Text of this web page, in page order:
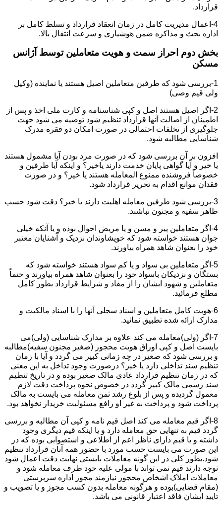
قرارداد.
4-اعمال مدیریت کامل در زمان انعقاد قرارداد و تسلط کامل بر
اداره بحث و مذاکره ضمن هوشیاری و سرعت انتقال بالا.
بخش دوم احراز سمت و هویت متعاملین توسط آژانس
مسکن
1-بررسی شود که طرفین متعاملین اصیل هستند یا نماینده (وکیل
ولی قیم وصی)
2-اگر اصیل هستند اصل و کپی شناسنامه و کارت ملی اخذ و پس از
اطمینان از اصالت آنها قرارداد تنظیم شود توصیه می شود جهت
جلوگیری از تخلفات احتمالی در صورت امکان دو فقره مدرک
شناسایی مطالبه شود.
افزون بر آن بررسی شود که در صورت مرد بودن آیا مشمول هستند
یا خیر و آیا گواهی پایان خدمت دارند یاخیر؟ و اینکه آیا طرفین و
خصوصاً فروشنده ممنوع المعامله هستند یا خیر؟ و در صورت
فقدان موانع اقدام به تحریر قرارداد شود.
3-بررسی شود طرفین معامله اهلیت دارند یا خیر؟ دقت شود حسب
ظاهر سفیه و مجنون نباشند.
4-اگر متعاملین پیر و مسن و یا مریض احوال بوده و یا آنکه خیلی
جوان هستند خواسته شود که خویشاوندان نزدیک و آشنایان معتبر
خود را بعنوان شاهد همراه بیاورند.
5-اگر متعاملین بی سواد و یا کم سواد هستند خواسته شود که
بستگان و نزدیکان باسواد خود را بعنوان شاهد همراه بیاورند و حتماً
متعاملین و شهود ایشان را از مفاد و شرایط قرارداد بطور کامل
مطلع فرمائید.
6-هویت کامل متعاملین و اسناد سجلی آنها را با اسناد مالکیت و
مدارک ارائه شده تطبیق نمائید.
7-اگر (ولی)معامله می کند علاوه بر مدارک شناسایی (ولی)می
بایست اصل و کپی اوراق هویت محجور (صغیر مجنون سفیه)مطالبه
و بررسی شود که صغیر در چه زمانی کبیر می گردد و آیا با زمان
تنظیم سند تداخلی دارد یا خیر؟ درصورت وجود تداخل به این معنی
که در زمان تنظیم قرارداد عادی مالک صغیر بوده و در تاریخ تنظیم
سند رسمی مالک کبیر گردد در خصوص نحوه پرداخت دقت لازم
معمول گردیده و پس از بلوغ رشد ثمن معامله می بایست به مالک
پرداخت شود و پرداخت به غیر او رافع مسئولیت خریدار نخواهد بود.
8-اگر قیم معامله می کند اصل قیم نامه و کپی آن مطالبه و بررسی
گردد قیم به تنهایی حق معامله دارد و یا اینکه قیم دیگری وجود
داشته و یا قیم دارای ناظر اعم از اطلاعی و استصوابی بوده که در
این صورت می بایست حسب مورد با حضور همه آنان قرارداد تنظیم
شود.بطور کلی در این گونه معاملات بایستی نهایت دقت اعمال شود
توجه دارند قیم نمی تواند با مولی علیه خود طرف معامله شود و
معاملات املاک اشخاص محجور نیازمند مجوز اداره سرپرستی
(مقام قضایی)بوده و هرگونه معامله بدون کسب مجوز و یا تصویب و
تایید ایشان فاقد اعتبار قانونی می باشد.